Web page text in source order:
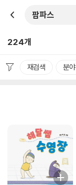
224개
재검색 분야